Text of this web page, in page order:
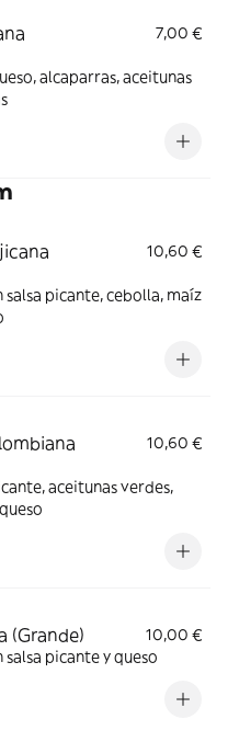
7,00 €
alcaparras, aceitunas
10,60 €
salsa picante, cebolla, maíz
10,60 €
aceitunas verdes,
(Grande)
10,00 €
picante y queso